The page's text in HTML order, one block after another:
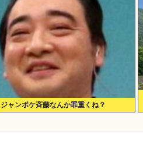
ジャンポケ斉藤なんか罪重くね？